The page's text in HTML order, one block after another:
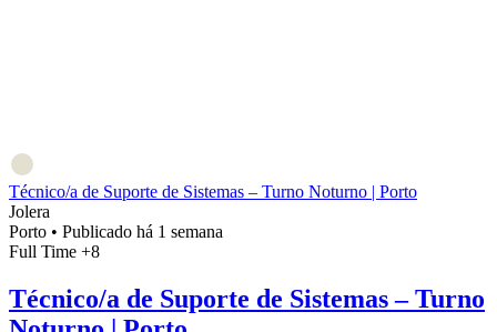
Técnico/a de Suporte de Sistemas – Turno Noturno | Porto
Jolera
Porto • Publicado há 1 semana
Full Time +8
Técnico/a de Suporte de Sistemas – Turno